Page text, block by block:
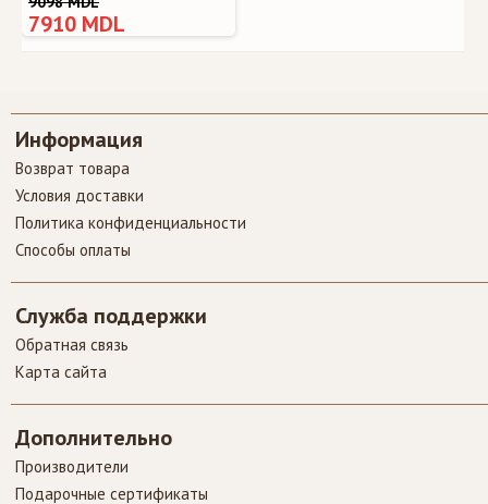
7910 MDL
Информация
Возврат товара
Условия доставки
Политика конфиденциальности
Способы оплаты
Служба поддержки
Обратная связь
Карта сайта
Дополнительно
Производители
Подарочные сертификаты